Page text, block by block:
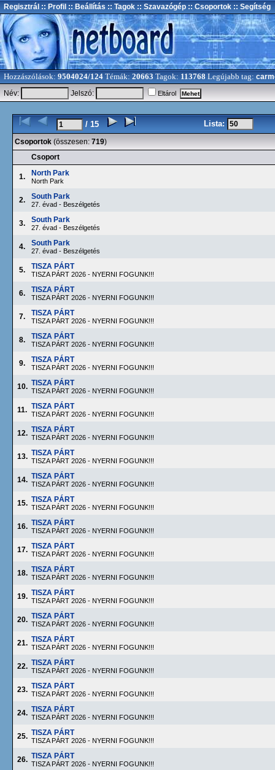
Regisztrál :: Profil :: Beállítás :: Tagok :: Szavazógép :: Csoportok :: Segítség
Hozzászólások: 9504024/124 Témák: 20663 Tagok: 113768 Legújabb tag:
Név:
Jelszó: Eltárol
/ 15 Lista:
Csoportok (összesen: 719)
Csoport
1. North Park
North Park
2. South Park
27. évad - Beszélgetés
3. South Park
27. évad - Beszélgetés
4. South Park
27. évad - Beszélgetés
5. TISZA PÁRT
TISZA PÁRT 2026 - NYERNI FOGUNK!!!
6. TISZA PÁRT
TISZA PÁRT 2026 - NYERNI FOGUNK!!!
7. TISZA PÁRT
TISZA PÁRT 2026 - NYERNI FOGUNK!!!
8. TISZA PÁRT
TISZA PÁRT 2026 - NYERNI FOGUNK!!!
9. TISZA PÁRT
TISZA PÁRT 2026 - NYERNI FOGUNK!!!
10. TISZA PÁRT
TISZA PÁRT 2026 - NYERNI FOGUNK!!!
11. TISZA PÁRT
TISZA PÁRT 2026 - NYERNI FOGUNK!!!
12. TISZA PÁRT
TISZA PÁRT 2026 - NYERNI FOGUNK!!!
13. TISZA PÁRT
TISZA PÁRT 2026 - NYERNI FOGUNK!!!
14. TISZA PÁRT
TISZA PÁRT 2026 - NYERNI FOGUNK!!!
15. TISZA PÁRT
TISZA PÁRT 2026 - NYERNI FOGUNK!!!
16. TISZA PÁRT
TISZA PÁRT 2026 - NYERNI FOGUNK!!!
17. TISZA PÁRT
TISZA PÁRT 2026 - NYERNI FOGUNK!!!
18. TISZA PÁRT
TISZA PÁRT 2026 - NYERNI FOGUNK!!!
19. TISZA PÁRT
TISZA PÁRT 2026 - NYERNI FOGUNK!!!
20. TISZA PÁRT
TISZA PÁRT 2026 - NYERNI FOGUNK!!!
21. TISZA PÁRT
TISZA PÁRT 2026 - NYERNI FOGUNK!!!
22. TISZA PÁRT
TISZA PÁRT 2026 - NYERNI FOGUNK!!!
23. TISZA PÁRT
TISZA PÁRT 2026 - NYERNI FOGUNK!!!
24. TISZA PÁRT
TISZA PÁRT 2026 - NYERNI FOGUNK!!!
25. TISZA PÁRT
TISZA PÁRT 2026 - NYERNI FOGUNK!!!
26. TISZA PÁRT
TISZA PÁRT 2026 - NYERNI FOGUNK!!!